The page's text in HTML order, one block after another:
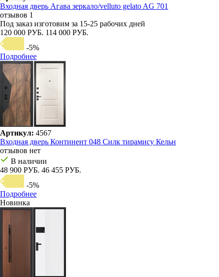
Входная дверь Агава зеркало/velluto gelato AG 701
отзывов 1
Под заказ изготовим за 15-25 рабочих дней
120 000 РУБ. 114 000 РУБ.
-5%
Подробнее
Артикул: 4567
Входная дверь Континент 048 Силк тирамису Кельн
отзывов нет
В наличии
48 900 РУБ. 46 455 РУБ.
-5%
Подробнее
Новинка